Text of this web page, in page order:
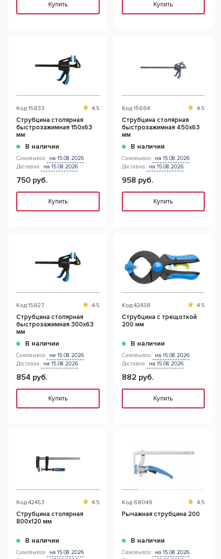
Купить Купить
Код 15833 4.5
Струбцина столярная
быстрозажимная 150x63
мм
В наличии
Самовывоз: на 15.08.2026
Доставка: на 15.08.2026
750 руб.
Купить
Код 15664 4.5
Струбцина столярная
быстрозажимная 450x63
мм
В наличии
Самовывоз: на 15.08.2026
Доставка: на 15.08.2026
958 руб.
Купить
Код 15827 4.5
Струбцина столярная
быстрозажимная 300x63
мм
В наличии
Самовывоз: на 15.08.2026
Доставка: на 15.08.2026
854 руб.
Купить
Код 42438 4.5
Струбцина с трещоткой
200 мм
В наличии
Самовывоз: на 15.08.2026
Доставка: на 15.08.2026
882 руб.
Купить
Код 42453 4.5
Струбцина столярная
800x120 мм
В наличии
Самовывоз: на 15.08.2026
Код 68049 4.5
Рычажная струбцина 200
В наличии
Самовывоз: на 15.08.2026